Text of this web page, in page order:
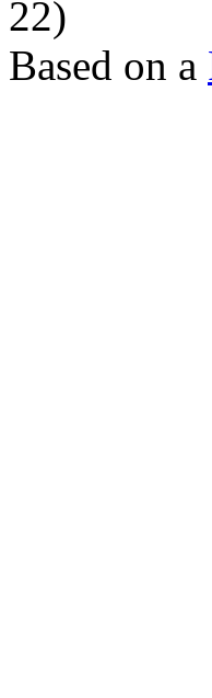
22)
Based on a